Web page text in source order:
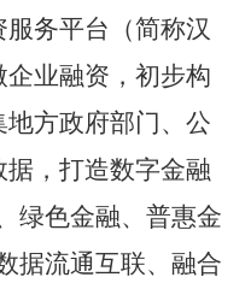
务平台（简称汉
业融资，初步构
方政府部门、公
，打造数字金融
绿色金融、普惠金
据流通互联、融合